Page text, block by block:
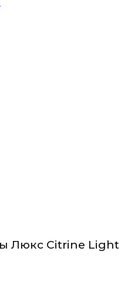
Люкс Citrine Light